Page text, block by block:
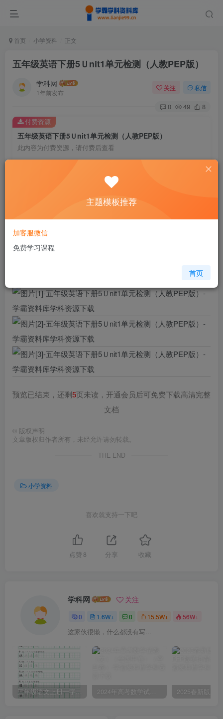
首页 小学资料 正文
五年级英语下册5Ｕnit1单元检测（人教PEP版）
学科网
1年前发布
关注 私信
0 49 8
五年级英语下册5Ｕnit1单元检测（人教PEP版）
此内容为付费资源，请付费后查看
9.9
暂时无法购买，请与站长联系
格式
页数
付费资源
预览已结束，还剩5页未读，开通会员后可免费下载高清完整
文档
© 版权声明
文章版权归作者所有，未经允许请勿转载。
THE END
小学资料
喜欢就支持一下吧
点赞 8 分享 收藏
学科网 关注
0 1.6W+ 0 15.5W+ 56W+
这家伙很懒，什么都没有写...
三年级语文上册一字三描红写字表字帖 2024年高考数学试卷（文）（全国甲卷）（空白卷）
主题模板推荐
加客服微信
免费学习课程
首页